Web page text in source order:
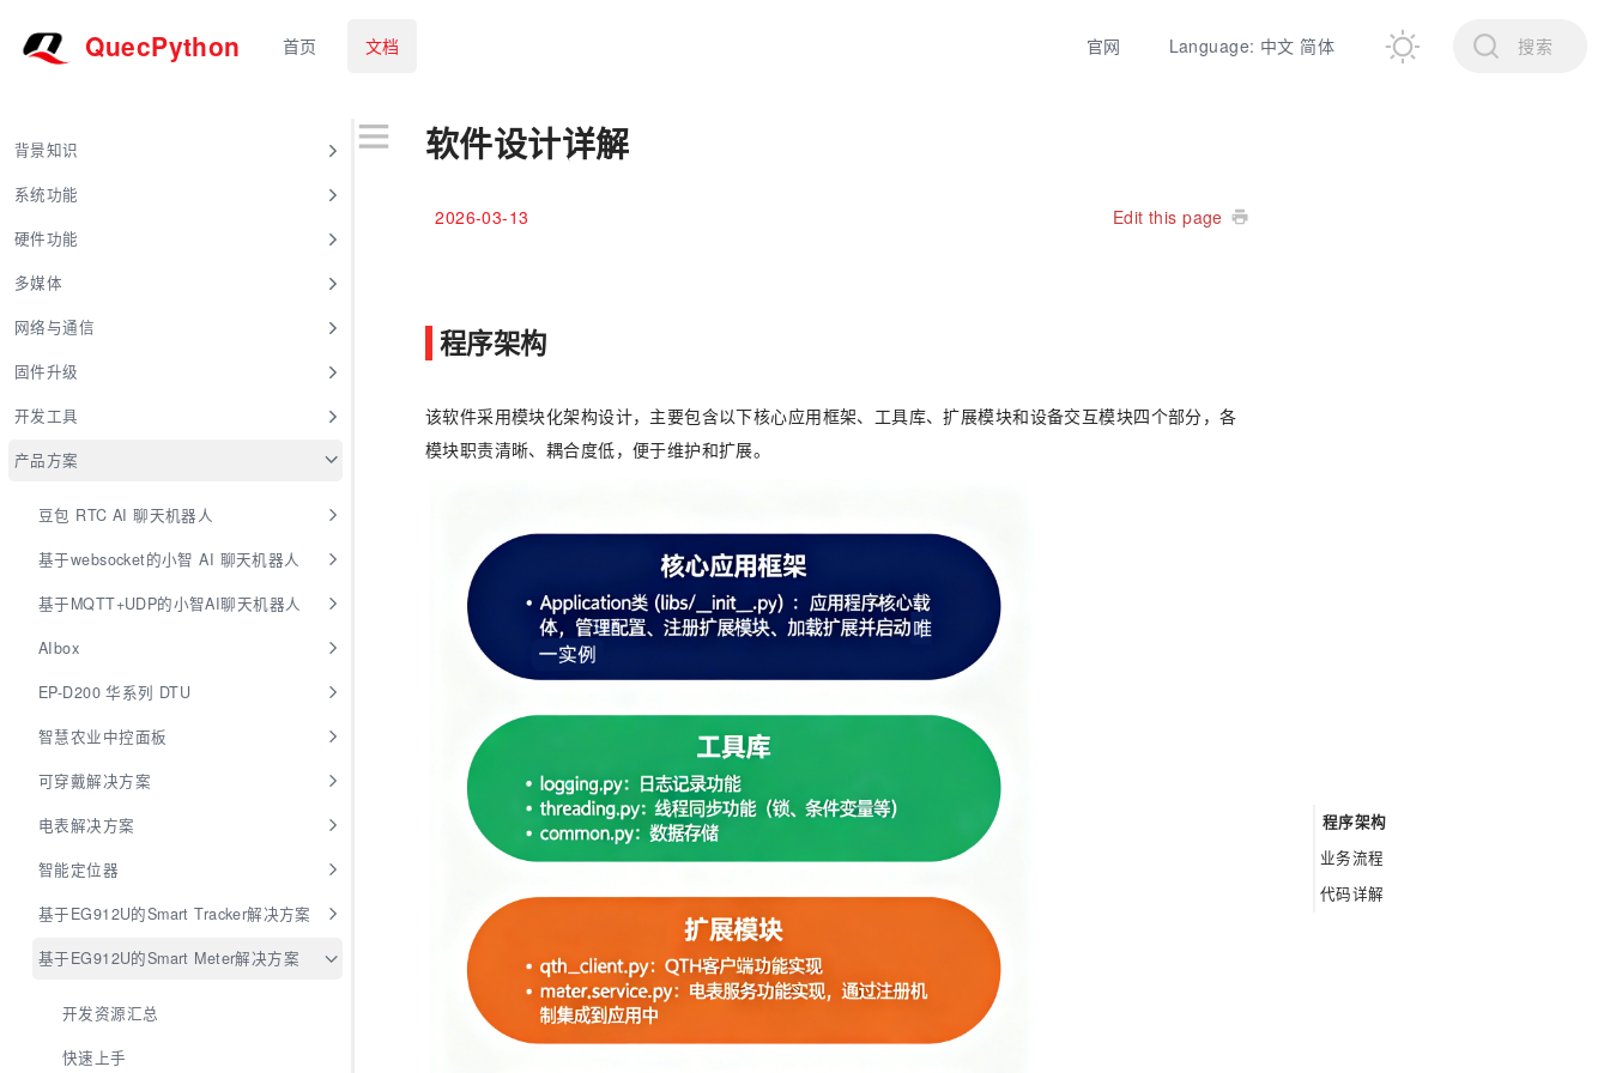
QuecPython 首页 文档 官网 Language: 中文 简体 搜索
背景知识
系统功能
硬件功能
多媒体
网络与通信
固件升级
开发工具
产品方案
豆包 RTC AI 聊天机器人
基于websocket的小智 AI 聊天机器人
基于MQTT+UDP的小智AI聊天机器人
AIbox
EP-D200 华系列 DTU
智慧农业中控面板
可穿戴解决方案
电表解决方案
智能定位器
基于EG912U的Smart Tracker解决方案
基于EG912U的Smart Meter解决方案
开发资源汇总
快速上手
软件设计详解
2026-03-13 Edit this page
程序架构
该软件采用模块化架构设计，主要包含以下核心应用框架、工具库、扩展模块和设备交互模块四个部分，各
模块职责清晰、耦合度低，便于维护和扩展。
程序架构
业务流程
代码详解